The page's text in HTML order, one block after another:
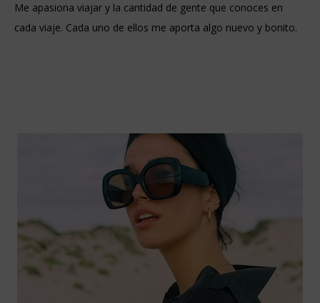
Me apasiona viajar y la cantidad de gente que conoces en
cada viaje. Cada uno de ellos me aporta algo nuevo y bonito.